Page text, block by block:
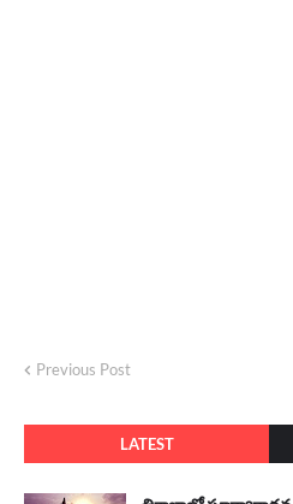
Previous Post
LATEST